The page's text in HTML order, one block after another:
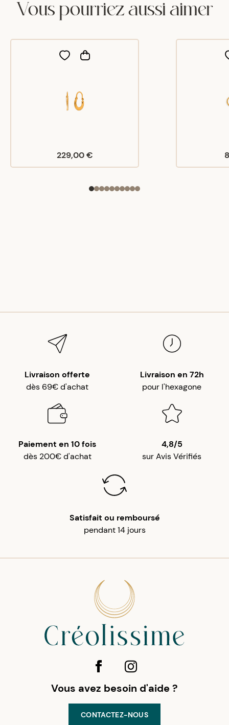
Vous pourriez aussi aimer
229,00 €
Livraison offerte
dès 69€ d'achat
Livraison en 72h
pour l'hexagone
Paiement en 10 fois
dès 200€ d'achat
4,8/5
sur Avis Vérifiés
Satisfait ou remboursé
pendant 14 jours
Vous avez besoin d'aide ?
CONTACTEZ-NOUS